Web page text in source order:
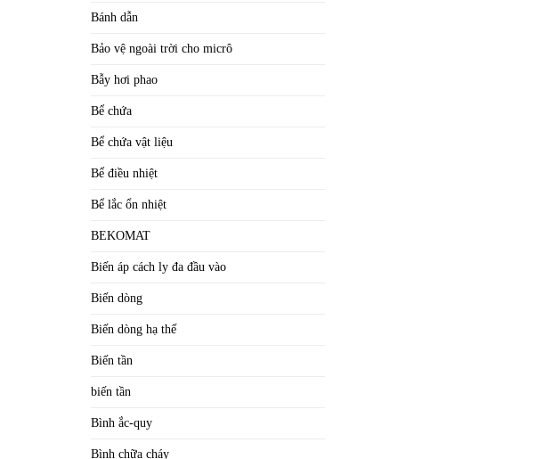
Bánh dẫn
Bảo vệ ngoài trời cho micrô
Bẫy hơi phao
Bể chứa
Bể chứa vật liệu
Bể điều nhiệt
Bể lắc ổn nhiệt
BEKOMAT
Biến áp cách ly đa đầu vào
Biến dòng
Biến dòng hạ thế
Biến tần
biến tần
Bình ắc-quy
Bình chữa cháy